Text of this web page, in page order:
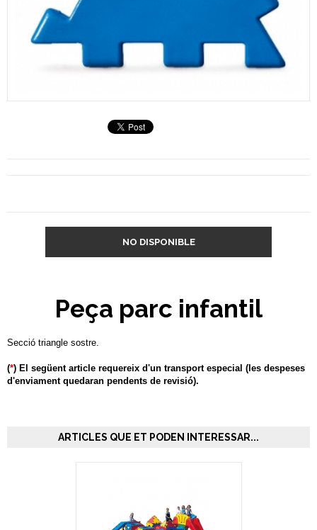
NO DISPONIBLE
Peça parc infantil
Secció triangle sostre.
(*) El següent article requereix d'un transport especial (les despeses
d'enviament quedaran pendents de revisió).
ARTICLES QUE ET PODEN INTERESSAR...